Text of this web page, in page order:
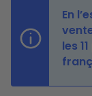
En
les